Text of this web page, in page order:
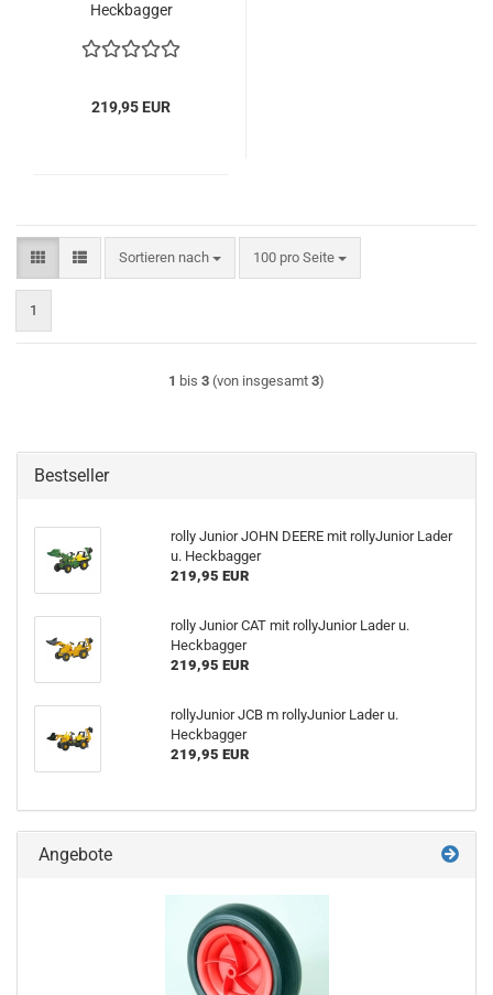
Heckbagger
219,95 EUR
Sortieren nach
Sortieren nach 100 pro Seite
pro Seite
1
1 bis 3 (von insgesamt 3)
Bestseller
rolly Junior JOHN DEERE mit rollyJunior Lader
u. Heckbagger
219,95 EUR
rolly Junior CAT mit rollyJunior Lader u.
Heckbagger
219,95 EUR
rollyJunior JCB m rollyJunior Lader u.
Heckbagger
219,95 EUR
Angebote